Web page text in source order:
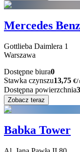
Mercedes Benz
Gottlieba Daimlera 1
Warszawa
Dostępne biura0
Stawka czynszu13,75 €/
Dostępna powierzchnia
Zobacz teraz
Babka Tower